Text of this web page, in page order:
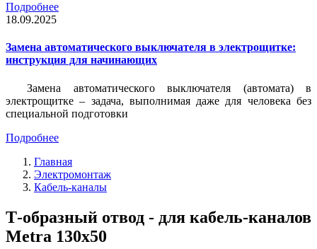
Подробнее
18.09.2025
Замена автоматического выключателя в электрощитке:
инструкция для начинающих
Замена автоматического выключателя (автомата) в
электрощитке – задача, выполнимая даже для человека без
специальной подготовки
Подробнее
Главная
Электромонтаж
Кабель-каналы
Т-образный отвод - для кабель-каналов
Metra 130x50